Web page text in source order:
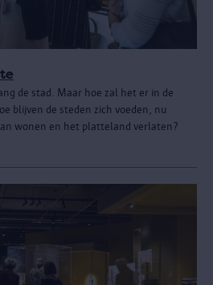
de stad. Maar hoe zal het er in de
blijven de steden zich voeden, nu
wonen en het platteland verlaten?